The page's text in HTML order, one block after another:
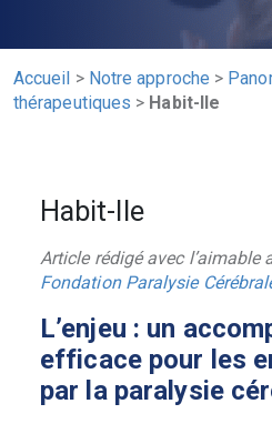
Accueil > Notre approche >
thérapeutiques > Habit-Ile
Habit-Ile
Article rédigé avec l’aimable
Fondation Paralysie
L’enjeu : un
efficace pour les
par la paralysie